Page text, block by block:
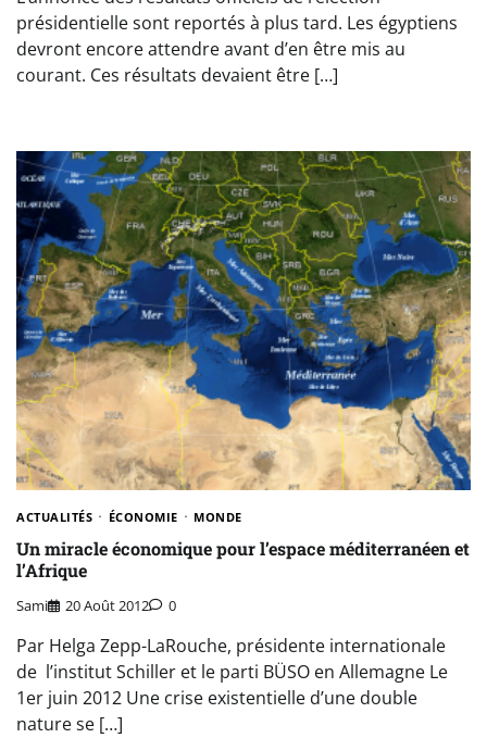
présidentielle sont reportés à plus tard. Les égyptiens
devront encore attendre avant d’en être mis au
courant. Ces résultats devaient être […]
ACTUALITÉS ÉCONOMIE MONDE
Un miracle économique pour l’espace méditerranéen et
l’Afrique
Sami 20 Août 2012 0
Par Helga Zepp-LaRouche, présidente internationale
de l’institut Schiller et le parti BÜSO en Allemagne Le
1er juin 2012 Une crise existentielle d’une double
nature se […]